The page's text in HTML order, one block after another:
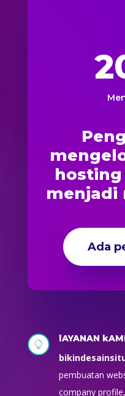
hosting
menjadi
Ada

lAYANAN
pembuatan
company